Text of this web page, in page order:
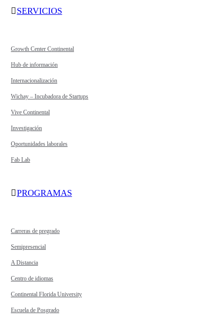
SERVICIOS
Growth Center Continental
Hub de información
Internacionalización
Wichay – Incubadora de Startups
Vive Continental
Investigación
Oportunidades laborales
Fab Lab
PROGRAMAS
Carreras de pregrado
Semipresencial
A Distancia
Centro de idiomas
Continental Florida University
Escuela de Posgrado